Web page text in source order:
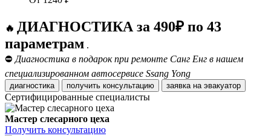
🔥 ДИАГНОСТИКА за 490₽ по 43
параметрам .
⛔ Диагностика в подарок при ремонте Санг Енг в нашем
специализированном автосервисе Ssang Yong
диагностика получить консультацию заявка на эвакуатор
Сертифицированные специалисты
Мастер слесарного цеха
Получить консультацию